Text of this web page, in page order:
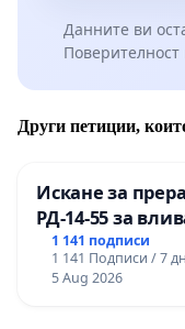
Данните ви
Други петиции,
Искане за
РД-14-55 за
гимназия по
мениджмънт –
1 141 подписи
1 141 Подписи / 7
5 Aug 2026